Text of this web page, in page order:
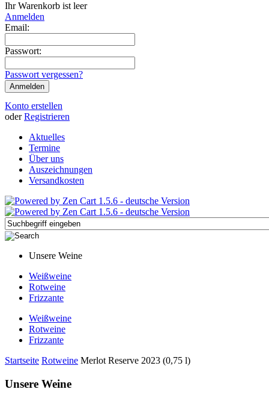
Ihr Warenkorb ist leer
Anmelden
Email:
Passwort:
Passwort vergessen?
Konto erstellen
oder Registrieren
Aktuelles
Termine
Über uns
Auszeichnungen
Versandkosten
Unsere Weine
Weißweine
Rotweine
Frizzante
Weißweine
Rotweine
Frizzante
Startseite Rotweine Merlot Reserve 2023 (0,75 l)
Unsere Weine